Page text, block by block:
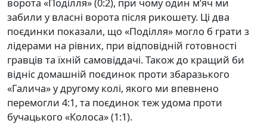
ворота «Поділля» (0:2), при чому один м’яч ми
забили у власні ворота після рикошету. Ці два
поєдинки показали, що «Поділля» могло б грати з
лідерами на рівних, при відповідній готовності
гравців та їхній самовіддачі. Також до кращий би
відніс домашній поєдинок проти збаразького
«Галича» у другому колі, якого ми впевнено
перемогли 4:1, та поєдинок теж удома проти
бучацького «Колоса» (1:1).